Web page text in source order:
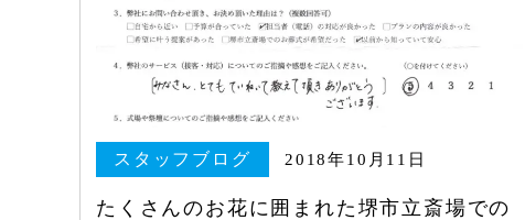
スタッフブログ 2018年10月11日
たくさんのお花に囲まれた堺市立斎場での